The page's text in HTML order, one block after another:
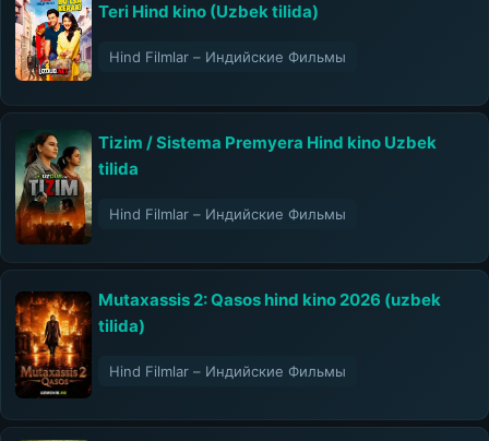
Teri Hind kino (Uzbek tilida)
Hind Filmlar – Индийские Фильмы
Tizim / Sistema Premyera Hind kino Uzbek
tilida
Hind Filmlar – Индийские Фильмы
Mutaxassis 2: Qasos hind kino 2026 (uzbek
tilida)
Hind Filmlar – Индийские Фильмы